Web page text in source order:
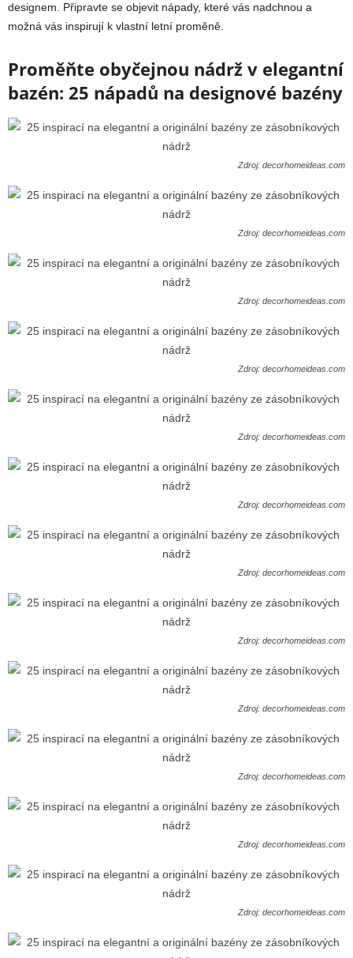
designem. Připravte se objevit nápady, které vás nadchnou a
možná vás inspirují k vlastní letní proměně.
Proměňte obyčejnou nádrž v elegantní
bazén: 25 nápadů na designové bazény
Zdroj: decorhomeideas.com
Zdroj: decorhomeideas.com
Zdroj: decorhomeideas.com
Zdroj: decorhomeideas.com
Zdroj: decorhomeideas.com
Zdroj: decorhomeideas.com
Zdroj: decorhomeideas.com
Zdroj: decorhomeideas.com
Zdroj: decorhomeideas.com
Zdroj: decorhomeideas.com
Zdroj: decorhomeideas.com
Zdroj: decorhomeideas.com